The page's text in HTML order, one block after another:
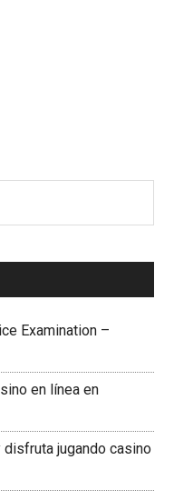
Examination –
en línea en
disfruta jugando casino